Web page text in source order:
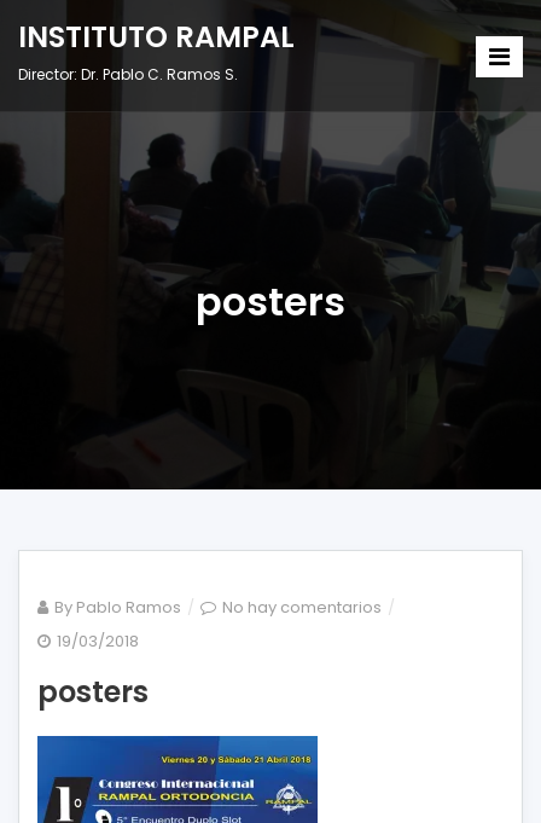
INSTITUTO RAMPAL
Director: Dr. Pablo C. Ramos S.
posters
By Pablo Ramos No hay comentarios en
19/03/2018
posters